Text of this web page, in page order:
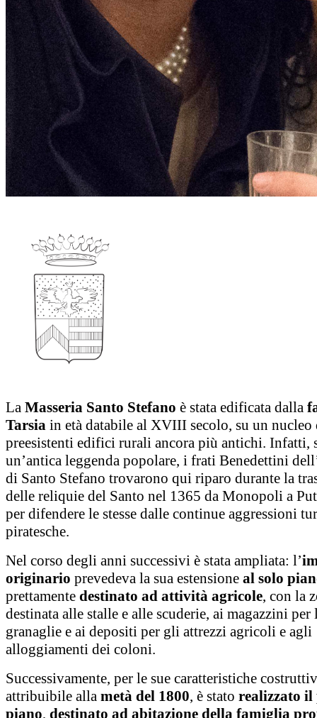
La Masseria Santo Stefano è stata edificata dalla
Tarsia in età databile al XVIII secolo, su un nucleo
preesistenti edifici rurali ancora più antichi. Infatti,
un’antica leggenda popolare, i frati Benedettini
di Santo Stefano trovarono qui riparo durante la
delle reliquie del Santo nel 1365 da Monopoli a
per difendere le stesse dalle continue aggressioni
piratesche.
Nel corso degli anni successivi è stata ampliata: l’
originario prevedeva la sua estensione al solo
prettamente destinato ad attività agricole, con la
destinata alle stalle e alle scuderie, ai magazzini per
granaglie e ai depositi per gli attrezzi agricoli e agli
alloggiamenti dei coloni.
Successivamente, per le sue caratteristiche
attribuibile alla metà del 1800, è stato realizzato
piano, destinato ad abitazione della famiglia